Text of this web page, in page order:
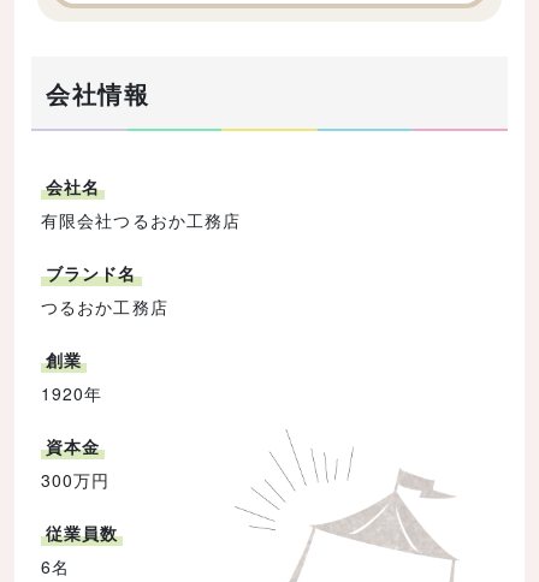
会社情報
会社名
有限会社つるおか工務店
ブランド名
つるおか工務店
創業
1920年
資本金
300万円
従業員数
6名